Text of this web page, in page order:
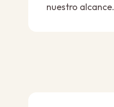
nuestro alcance.